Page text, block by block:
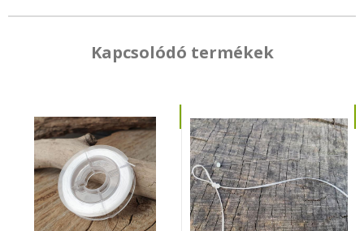
Kapcsolódó termékek